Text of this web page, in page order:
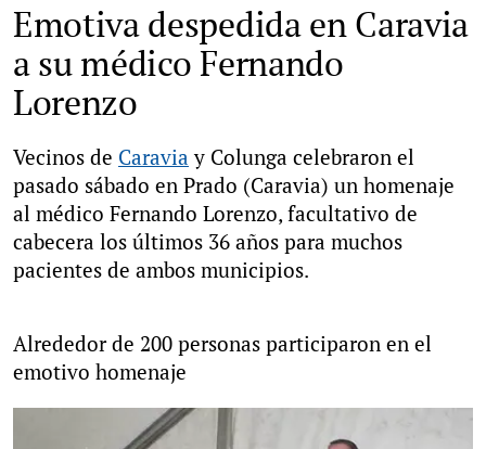
Emotiva despedida en Caravia
a su médico Fernando
Lorenzo
Vecinos de Caravia y Colunga celebraron el
pasado sábado en Prado (Caravia) un homenaje
al médico Fernando Lorenzo, facultativo de
cabecera los últimos 36 años para muchos
pacientes de ambos municipios.
Alrededor de 200 personas participaron en el
emotivo homenaje